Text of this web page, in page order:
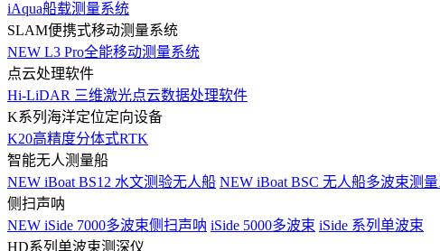
iAqua船载测量系统
SLAM便携式移动测量系统
NEW L3 Pro全能移动测量系统
点云处理软件
Hi-LiDAR 三维激光点云数据处理软件
K系列海洋定位定向设备
K20高精度分体式RTK
智能无人测量船
NEW iBoat BS12 水文测验无人船 NEW iBoat BSC 无人船多波束测
侧扫声呐
NEW iSide 7000多波束侧扫声呐 iSide 5000多波束 iSide 系列单波束
HD系列单波束测深仪